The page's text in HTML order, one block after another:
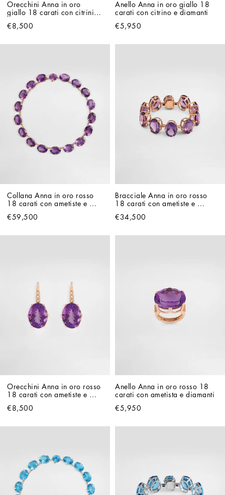
Orecchini Anna in oro
giallo 18 carati con citrini e
€8,500
Anello Anna in oro giallo 18
carati con citrino e diamanti
€5,950
Collana Anna in oro rosso
18 carati con ametiste e
€59,500
Bracciale Anna in oro rosso
18 carati con ametiste e
€34,500
Orecchini Anna in oro rosso
18 carati con ametiste e
€8,500
Anello Anna in oro rosso 18
carati con ametista e diamanti
€5,950